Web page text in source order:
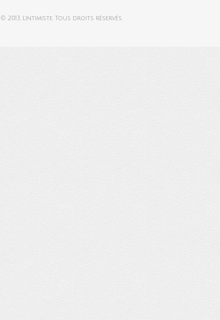
© 2013, L'intimiste. Tous droits réservés.